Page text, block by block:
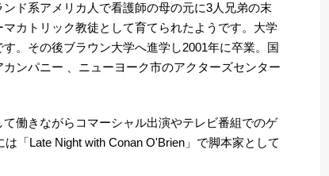
ド系アメリカ人で看護師の母の元に3人兄弟の末
カトリック教徒として育てられたようです。大学
。その後ブラウン大学へ進学し2001年に卒業。国
ンパニー 、ニューヨーク市のアクターズセンター
働きながらコマーシャル出演やテレビ番組でのゲ
「Late Night with Conan O'Brien」で脚本家として